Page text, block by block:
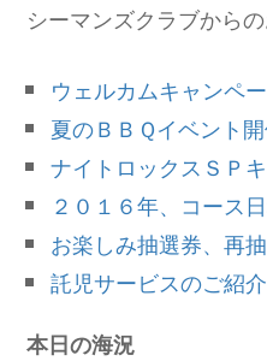
シーマンズクラブから
ウェルカムキャンペ
夏のＢＢＱイベント開
ナイトロックスＳＰ
２０１６年、コース
お楽しみ抽選券、再
託児サービスのご紹介
本日の海況